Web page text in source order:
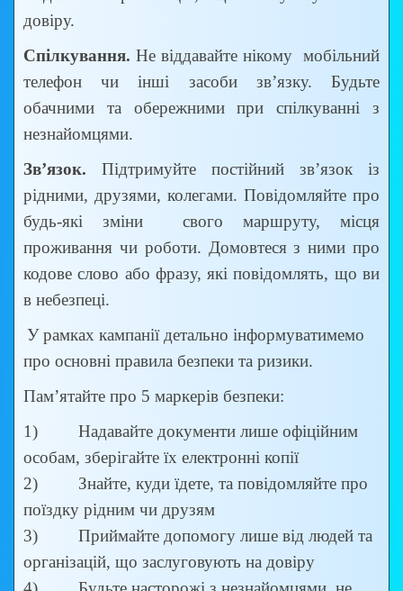
довіру.
Спілкування. Не віддавайте нікому мобільний
телефон чи інші засоби зв’язку. Будьте
обачними та обережними при спілкуванні з
незнайомцями.
Зв’язок. Підтримуйте постійний зв’язок із
рідними, друзями, колегами. Повідомляйте про
будь-які зміни свого маршруту, місця
проживання чи роботи. Домовтеся з ними про
кодове слово або фразу, які повідомлять, що ви
в небезпеці.
У рамках кампанії детально інформуватимемо
про основні правила безпеки та ризики.
Пам’ятайте про 5 маркерів безпеки:
1) Надавайте документи лише офіційним
особам, зберігайте їх електронні копії
2) Знайте, куди їдете, та повідомляйте про
поїздку рідним чи друзям
3) Приймайте допомогу лише від людей та
організацій, що заслуговують на довіру